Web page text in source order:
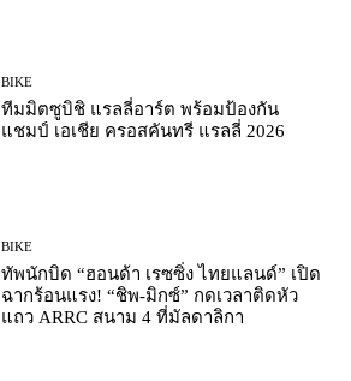
BIKE
ทีมมิตซูบิชิ แรลลี่อาร์ต พร้อมป้องกัน
แชมป์ เอเชีย ครอสคันทรี แรลลี่ 2026
BIKE
ทัพนักบิด “ฮอนด้า เรซซิ่ง ไทยแลนด์” เปิด
ฉากร้อนแรง! “ชิพ-มิกซ์” กดเวลาติดหัว
แถว ARRC สนาม 4 ที่มัลดาลิกา